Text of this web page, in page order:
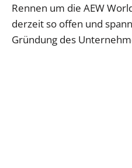
Rennen um die AEW
derzeit so offen und
Gründung des